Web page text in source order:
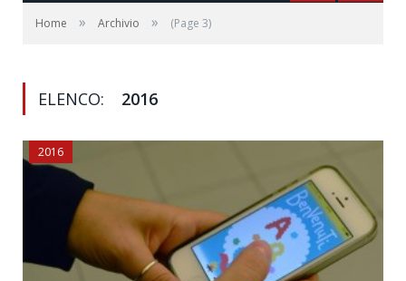
Home » Archivio » (Page 3)
ELENCO: 2016
2016